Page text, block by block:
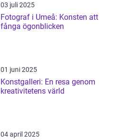
03 juli 2025
Fotograf i Umeå: Konsten att
fånga ögonblicken
01 juni 2025
Konstgalleri: En resa genom
kreativitetens värld
04 april 2025